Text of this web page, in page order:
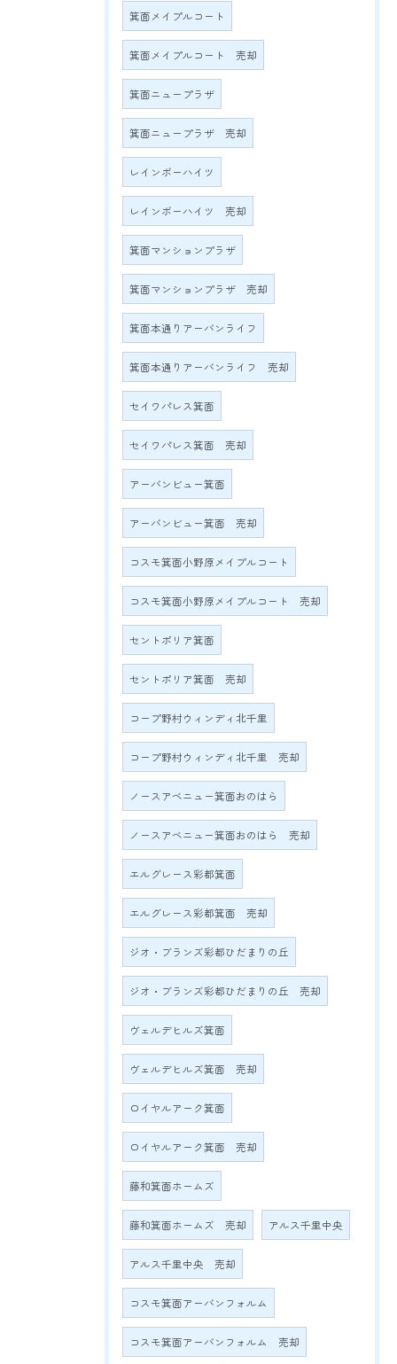
箕面メイプルコート
箕面メイプルコート 売却
箕面ニュープラザ
箕面ニュープラザ 売却
レインボーハイツ
レインボーハイツ 売却
箕面マンションプラザ
箕面マンションプラザ 売却
箕面本通りアーバンライフ
箕面本通りアーバンライフ 売却
セイワパレス箕面
セイワパレス箕面 売却
アーバンビュー箕面
アーバンビュー箕面 売却
コスモ箕面小野原メイプルコート
コスモ箕面小野原メイプルコート 売却
セントポリア箕面
セントポリア箕面 売却
コープ野村ウィンディ北千里
コープ野村ウィンディ北千里 売却
ノースアベニュー箕面おのはら
ノースアベニュー箕面おのはら 売却
エルグレース彩都箕面
エルグレース彩都箕面 売却
ジオ・ブランズ彩都ひだまりの丘
ジオ・ブランズ彩都ひだまりの丘 売却
ヴェルデヒルズ箕面
ヴェルデヒルズ箕面 売却
ロイヤルアーク箕面
ロイヤルアーク箕面 売却
藤和箕面ホームズ
藤和箕面ホームズ 売却 アルス千里中央
アルス千里中央 売却
コスモ箕面アーバンフォルム
コスモ箕面アーバンフォルム 売却